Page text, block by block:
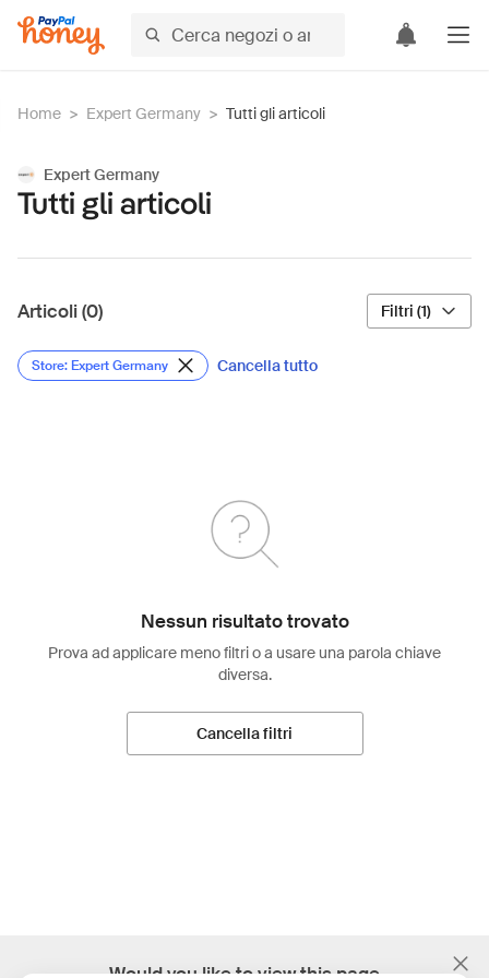
Home > Expert Germany > Tutti gli articoli
Expert Germany
Tutti gli articoli
Articoli (0) Filtri (1)
Store: Expert Germany Cancella tutto
Nessun risultato trovato
Prova ad applicare meno filtri o a usare una parola chiave
diversa.
Cancella filtri